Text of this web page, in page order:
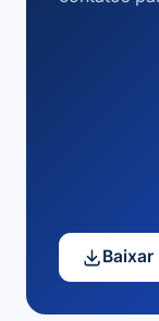
Baixar